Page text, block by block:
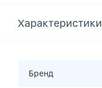
Характеристики
Бренд